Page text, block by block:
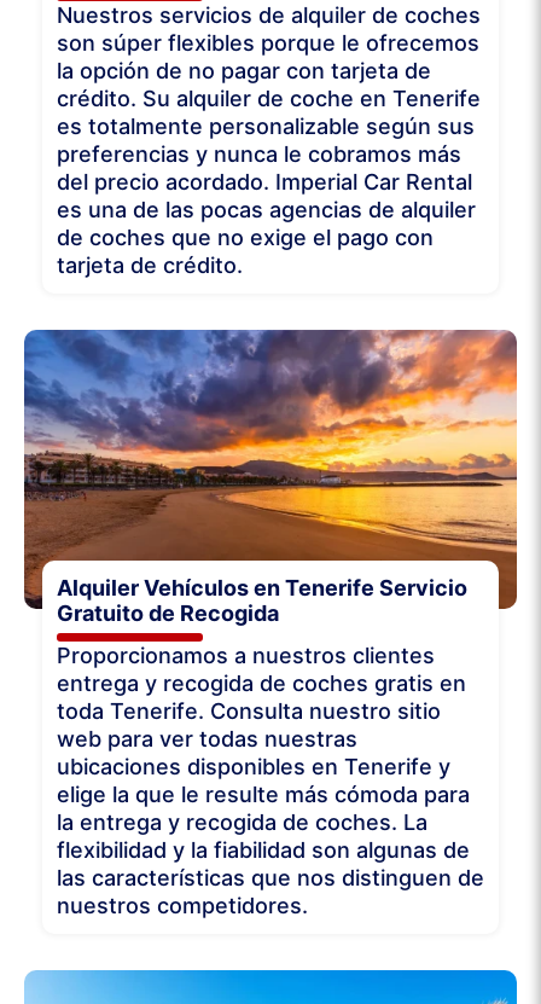
Nuestros servicios de alquiler de coches
son súper flexibles porque le ofrecemos
la opción de no pagar con tarjeta de
crédito. Su alquiler de coche en Tenerife
es totalmente personalizable según sus
preferencias y nunca le cobramos más
del precio acordado. Imperial Car Rental
es una de las pocas agencias de alquiler
de coches que no exige el pago con
tarjeta de crédito.
Alquiler Vehículos en Tenerife Servicio
Gratuito de Recogida
Proporcionamos a nuestros clientes
entrega y recogida de coches gratis en
toda Tenerife. Consulta nuestro sitio
web para ver todas nuestras
ubicaciones disponibles en Tenerife y
elige la que le resulte más cómoda para
la entrega y recogida de coches. La
flexibilidad y la fiabilidad son algunas de
las características que nos distinguen de
nuestros competidores.